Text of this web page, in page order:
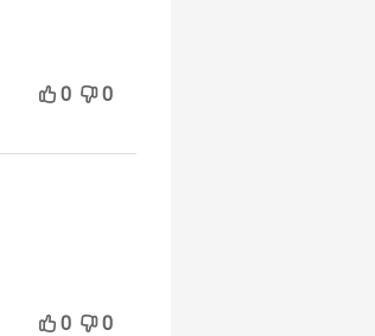
0 0
0 0